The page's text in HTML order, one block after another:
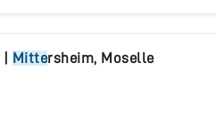
Mittersheim, Moselle